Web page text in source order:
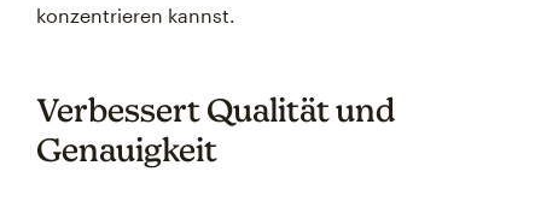
konzentrieren kannst.
Verbessert Qualität und
Genauigkeit